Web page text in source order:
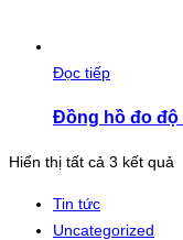
Đọc tiếp
Đồng hồ đo độ
Hiển thị tất cả 3 kết quả
Tin tức
Uncategorized